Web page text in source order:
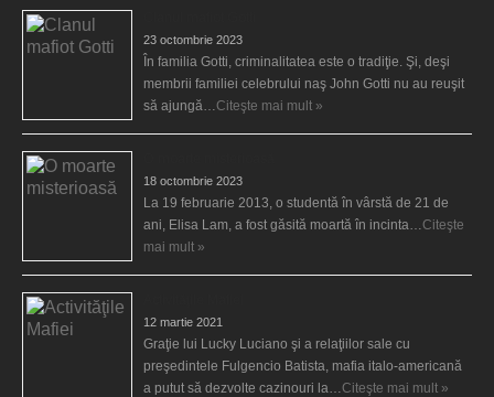
23 octombrie 2023
În familia Gotti, criminalitatea este o tradiţie. Şi, deşi
membrii familiei celebrului naş John Gotti nu au reuşit
să ajungă…Citeşte mai mult »
18 octombrie 2023
La 19 februarie 2013, o studentă în vârstă de 21 de
ani, Elisa Lam, a fost găsită moartă în incinta…Citeşte
mai mult »
12 martie 2021
Graţie lui Lucky Luciano şi a relaţiilor sale cu
preşedintele Fulgencio Batista, mafia italo-americană
a putut să dezvolte cazinouri la…Citeşte mai mult »